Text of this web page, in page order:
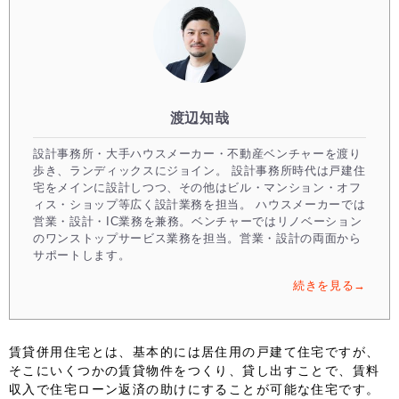
渡辺知哉
設計事務所・大手ハウスメーカー・不動産ベンチャーを渡り
歩き、ランディックスにジョイン。 設計事務所時代は戸建住
宅をメインに設計しつつ、その他はビル・マンション・オフ
ィス・ショップ等広く設計業務を担当。 ハウスメーカーでは
営業・設計・IC業務を兼務。ベンチャーではリノベーション
のワンストップサービス業務を担当。営業・設計の両面から
サポートします。
続きを見る→
賃貸併用住宅とは、基本的には居住用の戸建て住宅ですが、
そこにいくつかの賃貸物件をつくり、貸し出すことで、賃料
収入で住宅ローン返済の助けにすることが可能な住宅です。